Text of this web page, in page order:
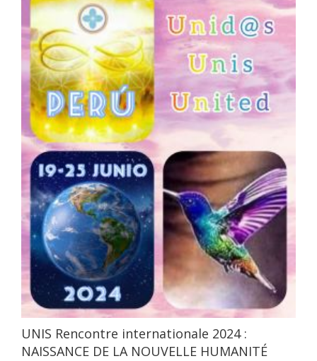
UNIS Rencontre internationale 2024 :
NAISSANCE DE LA NOUVELLE HUMANITÉ